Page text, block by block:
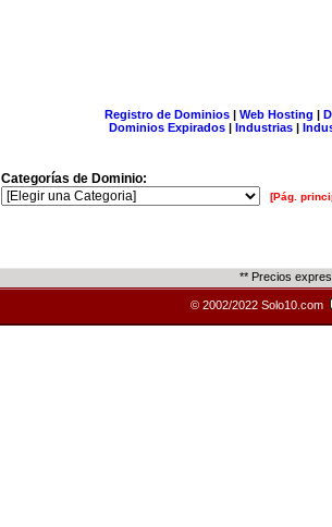
Registro de Dominios| Web Hosting |
Dominios Expirados | Industrias |
Categorías de Dominio:
[Pág.
** Precios
© 2002/2022 Solo10.com